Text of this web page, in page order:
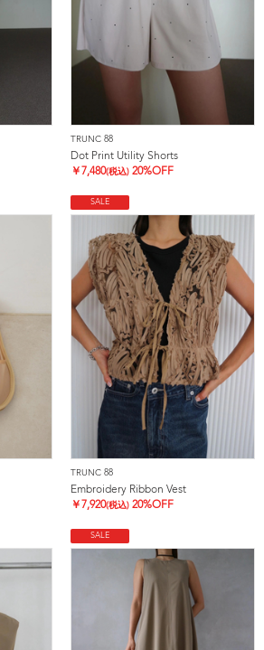
TRUNC 88
Dot Print Utility Shorts
￥ 7,480(税込) 20%OFF
SALE
TRUNC 88
Embroidery Ribbon Vest
￥ 7,920(税込) 20%OFF
SALE